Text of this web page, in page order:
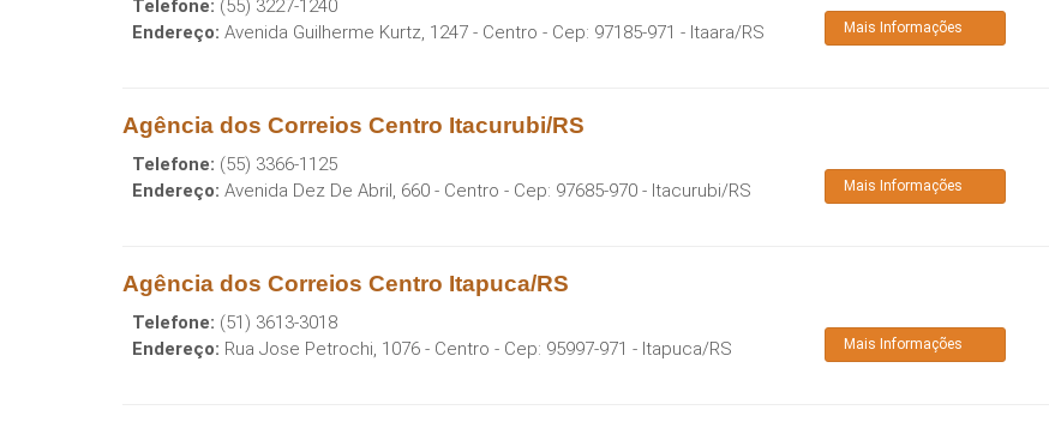
Telefone: (55) 3227-1240
Endereço: Avenida Guilherme Kurtz, 1247 - Centro - Cep: 97185-971 - Itaara/RS Mais Informações
Agência dos Correios Centro Itacurubi/RS
Telefone: (55) 3366-1125
Endereço: Avenida Dez De Abril, 660 - Centro - Cep: 97685-970 - Itacurubi/RS Mais Informações
Agência dos Correios Centro Itapuca/RS
Telefone: (51) 3613-3018
Endereço: Rua Jose Petrochi, 1076 - Centro - Cep: 95997-971 - Itapuca/RS Mais Informações